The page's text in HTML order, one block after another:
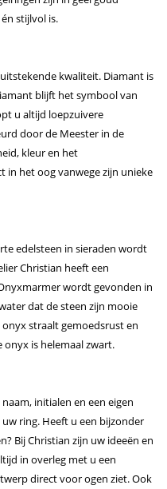
stijlvol is.
kwaliteit. Diamant is
blijft het symbool van
u altijd loepzuivere
door de Meester in de
kleur en het
in het oog vanwege zijn unieke
edelsteen in sieraden wordt
Christian heeft een
wordt gevonden in
dat de steen zijn mooie
straalt gemoedsrust en
is helemaal zwart.
initialen en een eigen
ring. Heeft u een bijzonder
Bij Christian zijn uw ideeën en
in overleg met u een
direct voor ogen ziet. Ook